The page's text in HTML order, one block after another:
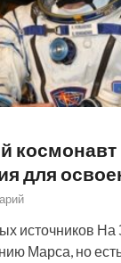
космонавт
для
источников На
Марса, но